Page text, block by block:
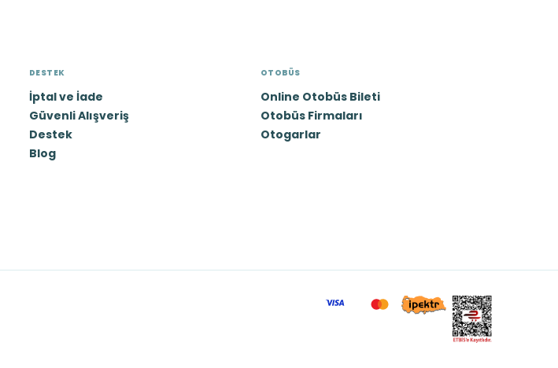
DESTEK
İptal ve İade
Güvenli Alışveriş
Destek
Blog
OTOBÜS
Online Otobüs Bileti
Otobüs Firmaları
Otogarlar